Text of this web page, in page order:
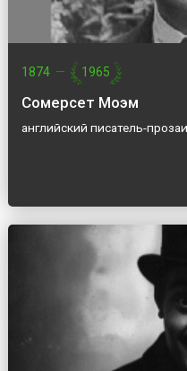
1874 — 1965
Сомерсет Моэм
английский писатель-